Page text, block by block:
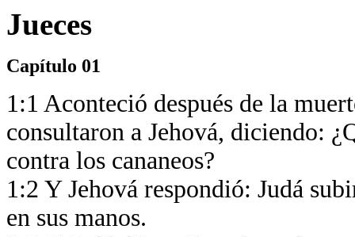
Jueces
Capítulo 01
1:1 Aconteció después de la
consultaron a Jehová, diciendo:
contra los cananeos?
1:2 Y Jehová respondió: Judá
en sus manos.